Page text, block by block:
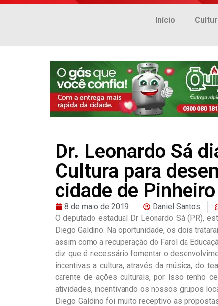
Início
Dr. Leonardo Sá
Cultura para
cidade de Pinheiro
8 de maio de 2019 Daniel Santos
O deputado estadual Dr Leonardo Sá (PR),
Diego Galdino. Na oportunidade, os dois
assim como a recuperação do Farol da
diz que é necessário fomentar o
incentivas a cultura, através da música, do
carente de ações culturais, por isso tenho
atividades, incentivando os nossos grupos
Diego Galdino foi muito receptivo as